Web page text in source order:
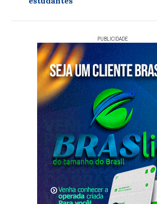
PUBLICIDADE